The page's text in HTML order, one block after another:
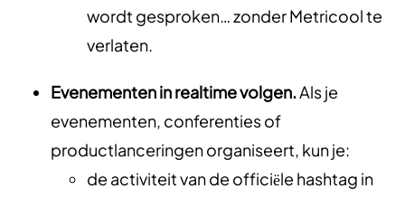
wordt gesproken… zonder Metricool te
verlaten.
Evenementen in realtime volgen.Als je
evenementen, conferenties of
productlanceringen organiseert, kun je:
de activiteit van de officiële hashtag in